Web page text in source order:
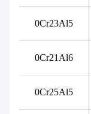
0Cr23Al5
0Cr21Al6
0Cr25Al5